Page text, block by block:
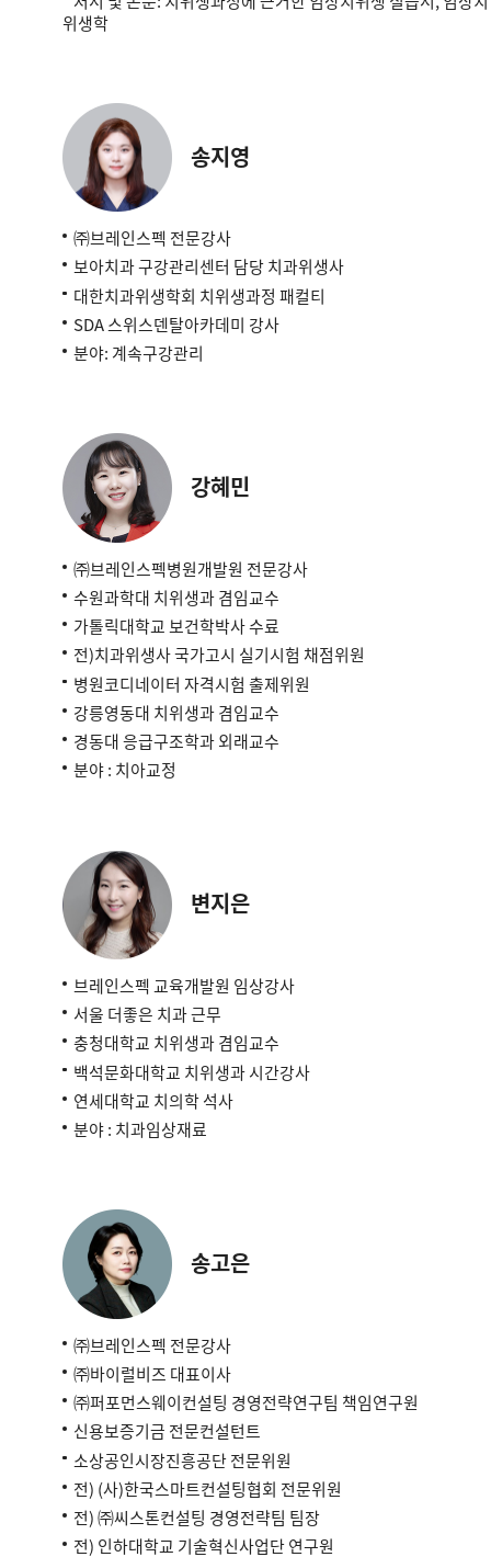
위생학
송지영
㈜브레인스펙 전문강사
보아치과 구강관리센터 담당 치과위생사
대한치과위생학회 치위생과정 패컬티
SDA 스위스덴탈아카데미 강사
분야: 계속구강관리
강혜민
㈜브레인스펙병원개발원 전문강사
수원과학대 치위생과 겸임교수
가톨릭대학교 보건학박사 수료
전)치과위생사 국가고시 실기시험 채점위원
병원코디네이터 자격시험 출제위원
강릉영동대 치위생과 겸임교수
경동대 응급구조학과 외래교수
분야 : 치아교정
변지은
브레인스펙 교육개발원 임상강사
서울 더좋은 치과 근무
충청대학교 치위생과 겸임교수
백석문화대학교 치위생과 시간강사
연세대학교 치의학 석사
분야 : 치과임상재료
송고은
㈜브레인스펙 전문강사
㈜바이럴비즈 대표이사
㈜퍼포먼스웨이컨설팅 경영전략연구팀 책임연구원
신용보증기금 전문컨설턴트
소상공인시장진흥공단 전문위원
전) (사)한국스마트컨설팅협회 전문위원
전) ㈜씨스톤컨설팅 경영전략팀 팀장
전) 인하대학교 기술혁신사업단 연구원